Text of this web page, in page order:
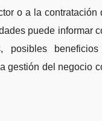
o a la contratación
puede informar
posibles
gestión del negocio